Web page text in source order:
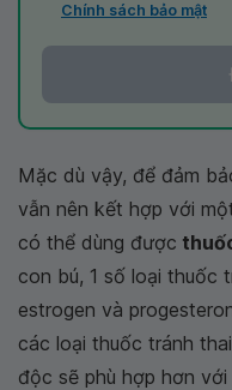
Chính sách bảo mật
Mặc dù vậy, để đảm
vẫn nên kết hợp với
có thể dùng được
con bú, 1 số loại thuốc
estrogen và
các loại thuốc tránh
độc sẽ phù hợp hơn